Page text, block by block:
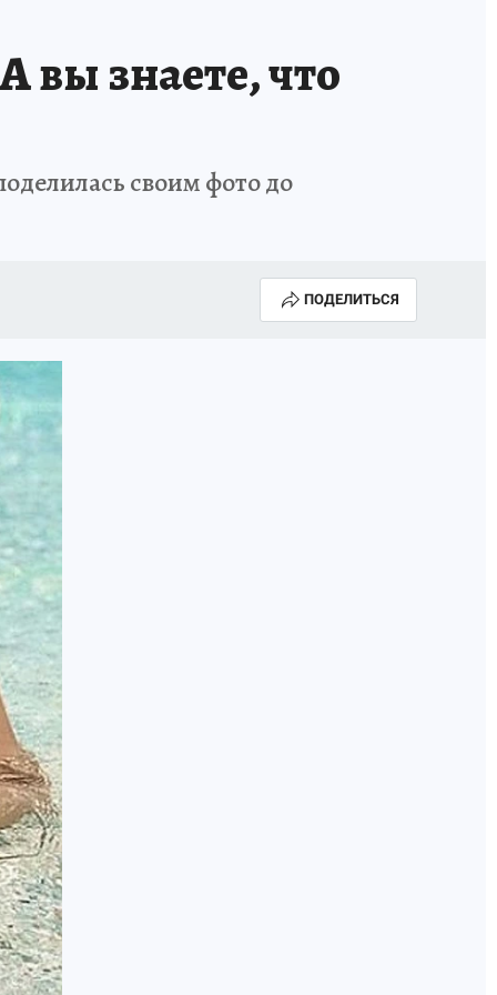
вы знаете, что
своим фото до
ПОДЕЛИТЬСЯ